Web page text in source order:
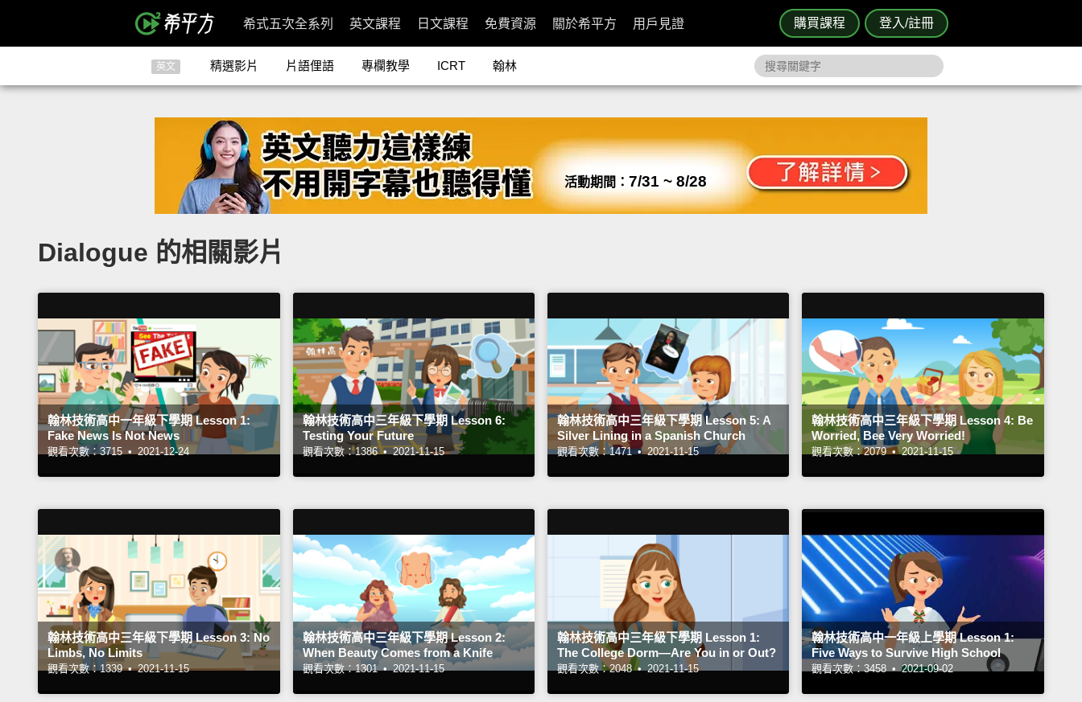
購買課程 登入/註冊
希式五次全系列 英文課程 日文課程 免費資源 關於希平方 用戶見證
英文 精選影片 片語俚語 專欄教學 ICRT 翰林
活動期間： 7/31 ~ 8/28
Dialogue 的相關影片
翰林技術高中一年級下學期 Lesson 1:
Fake News Is Not News
觀看次數：3715 • 2021-12-24
翰林技術高中三年級下學期 Lesson 6:
Testing Your Future
觀看次數：1386 • 2021-11-15
翰林技術高中三年級下學期 Lesson 5: A
Silver Lining in a Spanish Church
觀看次數：1471 • 2021-11-15
翰林技術高中三年級下學期 Lesson 4: Be
Worried, Bee Very Worried!
觀看次數：2079 • 2021-11-15
翰林技術高中三年級下學期 Lesson 3: No
Limbs, No Limits
觀看次數：1339 • 2021-11-15
翰林技術高中三年級下學期 Lesson 2:
When Beauty Comes from a Knife
觀看次數：1301 • 2021-11-15
翰林技術高中三年級下學期 Lesson 1:
The College Dorm—Are You in or Out?
觀看次數：2048 • 2021-11-15
翰林技術高中一年級上學期 Lesson 1:
Five Ways to Survive High School
觀看次數：3458 • 2021-09-02